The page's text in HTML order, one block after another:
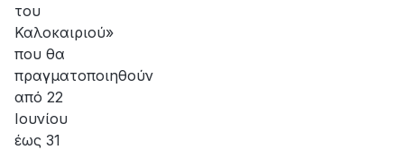
του
Καλοκαιριού»
που θα
πραγματοποιηθούν
από 22
Ιουνίου
έως 31